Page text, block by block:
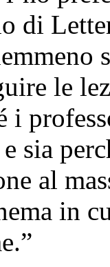
di
le
i
sia
al
in